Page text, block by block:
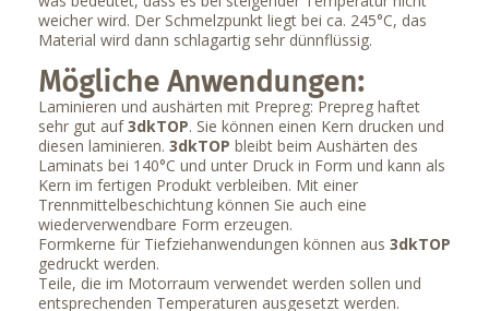
weicher wird. Der Schmelzpunkt liegt bei ca. 245°C, das
Material wird dann schlagartig sehr dünnflüssig.
Mögliche Anwendungen:
Laminieren und aushärten mit Prepreg: Prepreg haftet
sehr gut auf3dkTOP. Sie können einen Kern drucken und
diesen laminieren. 3dkTOP bleibt beim Aushärten des
Laminats bei 140°C und unter Druck in Form und kann als
Kern im fertigen Produkt verbleiben. Mit einer
Trennmittelbeschichtung können Sie auch eine
wiederverwendbare Form erzeugen.
Formkerne für Tiefziehanwendungen können aus 3dkTOP
gedruckt werden.
Teile, die im Motorraum verwendet werden sollen und
entsprechenden Temperaturen ausgesetzt werden.